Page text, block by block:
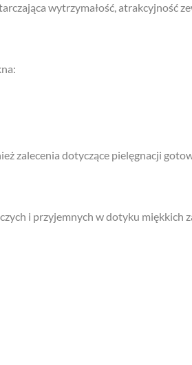
wytrzymałość, atrakcyjność
zalecenia dotyczące pielęgnacji
i przyjemnych w dotyku miękkich